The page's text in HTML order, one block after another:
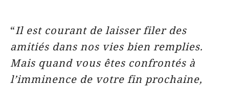
“Il est courant de laisser filer des
amitiés dans nos vies bien remplies.
Mais quand vous êtes confrontés à
l’imminence de votre fin prochaine,